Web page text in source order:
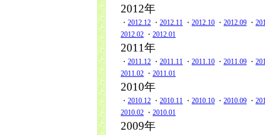
2012年
・ 2012.12 ・ 2012.11 ・ 2012.10 ・ 2012.09 ・
2012.02 ・ 2012.01
2011年
・ 2011.12 ・ 2011.11 ・ 2011.10 ・ 2011.09 ・
2011.02 ・ 2011.01
2010年
・ 2010.12 ・ 2010.11 ・ 2010.10 ・ 2010.09 ・
2010.02 ・ 2010.01
2009年